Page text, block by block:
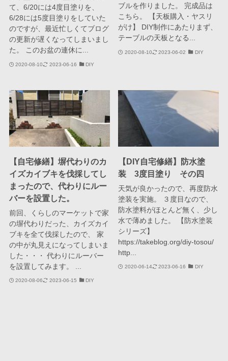
て、6/20には4度目塗りを、
6/28には5度目塗りをしていた
のですが、最近忙しくてブログ
の更新が遅くなってしまいまし
た。 このお盆の連休に...
2020-08-10 2023-06-16 DIY
ブルを作りました。 完成品は
こちら。 【天板購入・ヤスリ
がけ】 DIY制作にあたりまず、
テーブルの天板となる...
2020-08-10 2023-06-02 DIY
【自宅修繕】塀代わりのカ
イズカイブキを伐採してし
まったので、代わりにルー
バーを設置した。
前回、くらしのマーケットで家
の塀代わりだった、カイズカイ
ブキを全て伐採したので、 家
の中が丸見えになってしまいま
した・・・ 代わりにルーバー
を設置してみます。 ...
2020-08-06 2023-06-15 DIY
【DIY自宅修繕】防水塗
装 3度目塗り その四
天気が良かったので、再度防水
塗装を実施。 ３度目なので、
防水塗料がほとんど無く、少し
水で薄めました。 【防水塗装
シリーズ】
https://takeblog.org/diy-tosou/
http...
2020-06-14 2023-06-16 DIY